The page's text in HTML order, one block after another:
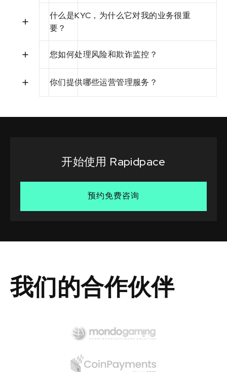
什么是KYC，为什么它对我的业务很重
要？
您如何处理风险和欺诈监控？
你们提供哪些运营管理服务？
开始使用 Rapidpace
预约免费咨询
我们的合作伙伴